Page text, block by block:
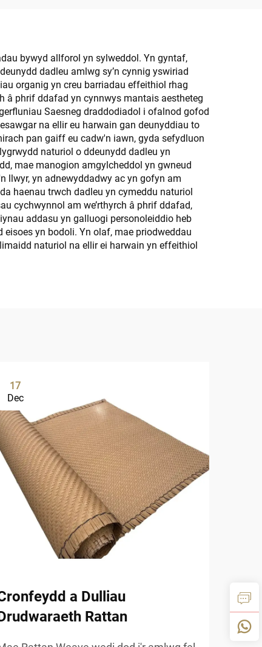
bywyd allforol yn sylweddol. Yn gyntaf,
dadleu amlwg sy’n cynnig yswiriad
organig yn creu barriadau effeithiol rhag
â phrif ddafad yn cynnwys mantais aestheteg
Saesneg draddodiadol i ofalnod gofod
na ellir eu harwain gan deunyddiau to
pan gaiff eu cadw'n iawn, gyda sefydluon
naturiol o ddeunydd dadleu yn
mae manogion amgylcheddol yn gwneud
llwyr, yn adnewyddadwy ac yn gofyn am
haenau trwch dadleu yn cymeddu naturiol
cychwynnol am we’rthyrch â phrif ddafad,
addasu yn galluogi personoleiddio heb
yn bodoli. Yn olaf, mae priodweddau
naturiol na ellir ei harwain yn effeithiol
17
Dec
a Dulliau
Rattan